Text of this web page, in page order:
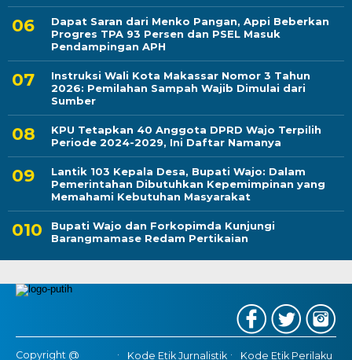
Dapat Saran dari Menko Pangan, Appi Beberkan
Progres TPA 93 Persen dan PSEL Masuk
Pendampingan APH
Instruksi Wali Kota Makassar Nomor 3 Tahun
2026: Pemilahan Sampah Wajib Dimulai dari
Sumber
KPU Tetapkan 40 Anggota DPRD Wajo Terpilih
Periode 2024-2029, Ini Daftar Namanya
Lantik 103 Kepala Desa, Bupati Wajo: Dalam
Pemerintahan Dibutuhkan Kepemimpinan yang
Memahami Kebutuhan Masyarakat
Bupati Wajo dan Forkopimda Kunjungi
Barangmamase Redam Pertikaian
Copyright @ Kode Etik Jurnalistik Kode Etik Perilaku